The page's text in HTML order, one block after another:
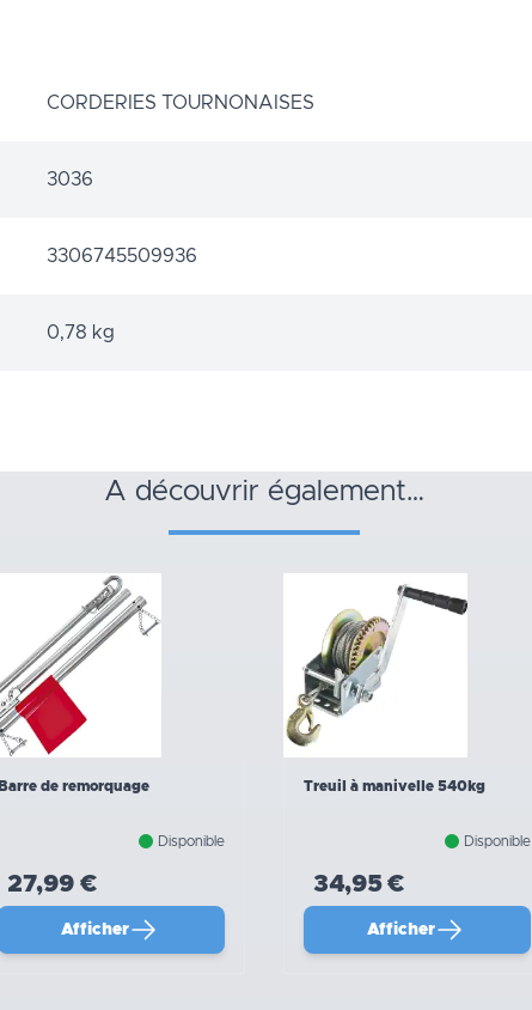
CORDERIES TOURNONAISES
3036
3306745509936
0,78 kg
a découvrir également…
Barre de remorquage
Disponible
27,99 €
Afficher
Treuil à manivelle 540kg
Disponible
34,95 €
Afficher